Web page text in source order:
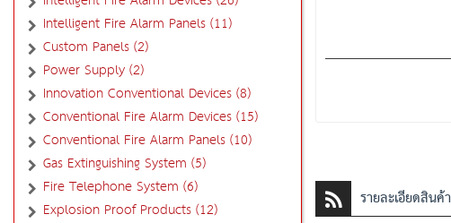
Intelligent Fire Alarm Panels (11)
Custom Panels (2)
Power Supply (2)
Innovation Conventional Devices (8)
Conventional Fire Alarm Devices (15)
Conventional Fire Alarm Panels (10)
Gas Extinguishing System (5)
Fire Telephone System (6)
Explosion Proof Products (12)
รายละเอียดสินค้า